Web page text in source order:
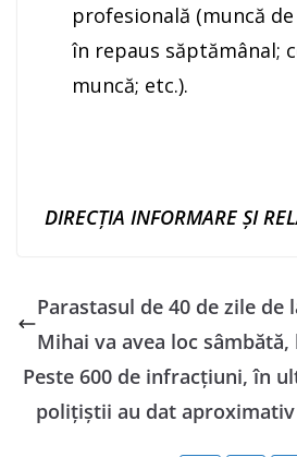
profesională (muncă
în repaus săptămânal;
muncă; etc.).
DIRECȚIA INFORMARE ȘI
Parastasul de 40 de zile de
Mihai va avea loc sâmbătă,
Peste 600 de infracţiuni, în
poliţiştii au dat aproximativ